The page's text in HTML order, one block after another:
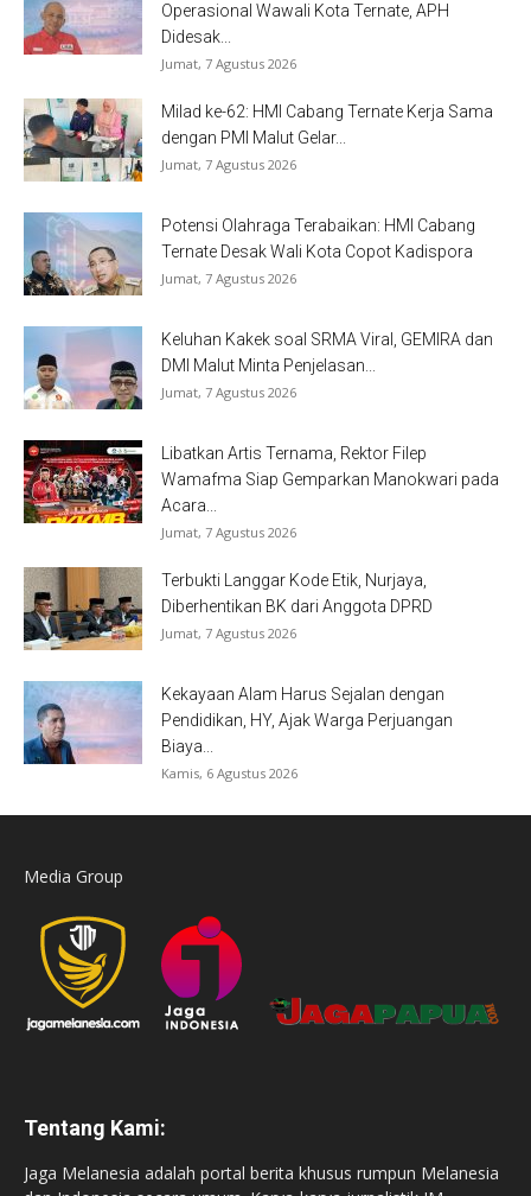
Operasional Wawali Kota Ternate, APH
Didesak...
Jumat, 7 Agustus 2026
Milad ke-62: HMI Cabang Ternate Kerja Sama
dengan PMI Malut Gelar...
Jumat, 7 Agustus 2026
Potensi Olahraga Terabaikan: HMI Cabang
Ternate Desak Wali Kota Copot Kadispora
Jumat, 7 Agustus 2026
Keluhan Kakek soal SRMA Viral, GEMIRA dan
DMI Malut Minta Penjelasan...
Jumat, 7 Agustus 2026
Libatkan Artis Ternama, Rektor Filep
Wamafma Siap Gemparkan Manokwari pada
Acara...
Jumat, 7 Agustus 2026
Terbukti Langgar Kode Etik, Nurjaya,
Diberhentikan BK dari Anggota DPRD
Jumat, 7 Agustus 2026
Kekayaan Alam Harus Sejalan dengan
Pendidikan, HY, Ajak Warga Perjuangan
Biaya...
Kamis, 6 Agustus 2026
Media Group
Tentang Kami:
Jaga Melanesia adalah portal berita khusus rumpun Melanesia